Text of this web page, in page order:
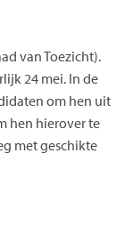
van Toezicht).
24 mei. In de
om hen uit
hen hierover te
met geschikte